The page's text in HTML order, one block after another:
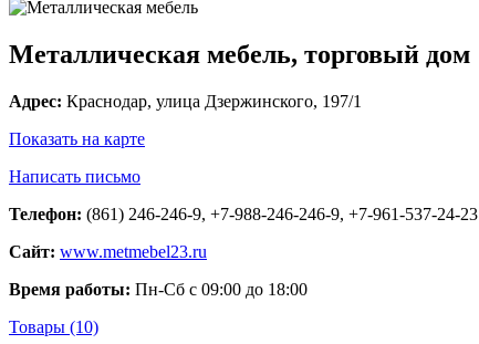
Металлическая мебель, торговый дом
Адрес: Краснодар, улица Дзержинского, 197/1
Показать на карте
Написать письмо
Телефон: (861) 246-246-9, +7-988-246-246-9, +7-961-537-24-23
Сайт: www.metmebel23.ru
Время работы: Пн-Сб с 09:00 до 18:00
Товары (10)